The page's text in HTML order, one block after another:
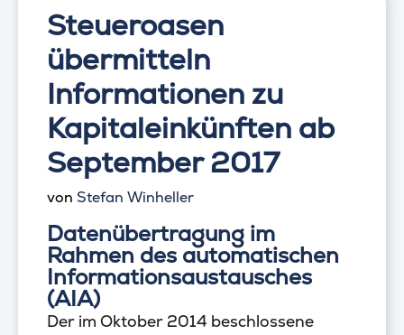
Steueroasen
übermitteln
Informationen zu
Kapitaleinkünften ab
September 2017
von Stefan Winheller
Datenübertragung im
Rahmen des automatischen
Informationsaustausches
(AIA)
Der im Oktober 2014 beschlossene